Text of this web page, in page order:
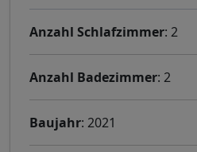
Anzahl Schlafzimmer: 2
Anzahl Badezimmer: 2
Baujahr: 2021